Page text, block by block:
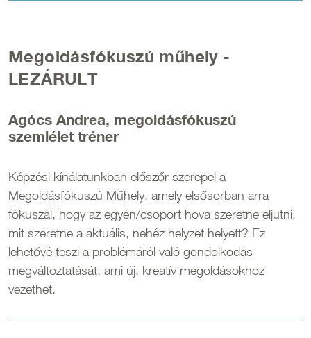
Megoldásfókuszú műhely -
LEZÁRULT
Agócs Andrea, megoldásfókuszú
szemlélet tréner
Képzési kínálatunkban előszőr szerepel a
Megoldásfókuszú Műhely, amely elsősorban arra
fókuszál, hogy az egyén/csoport hova szeretne eljutni,
mit szeretne a aktuális, nehéz helyzet helyett? Ez
lehetővé teszi a problémáról való gondolkodás
megváltoztatását, ami új, kreatív megoldásokhoz
vezethet.